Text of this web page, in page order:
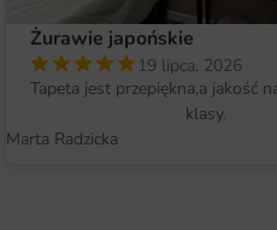
wzór 2 wykonana jest z
zapewnia jej trwałość i
jest realizowany przy
które gwarantują
detali. Dzięki
Żurawie japońskie
19 lipca, 2026
Tapeta jest przepiękna,a jakość
klasy.
Marta Radzicka